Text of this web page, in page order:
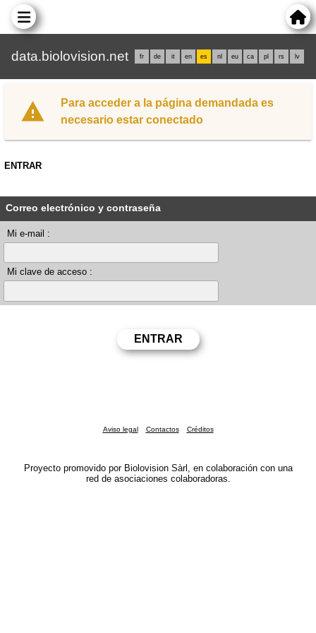
data.biolovision.net fr de it en es nl eu ca pl rs lv
Para acceder a la página demandada es
necesario estar conectado
ENTRAR
Correo electrónico y contraseña
Mi e-mail :
Mi clave de acceso :
Aviso legal Contactos Créditos
Proyecto promovido por Biolovision Sàrl, en colaboración con una
red de asociaciones colaboradoras.